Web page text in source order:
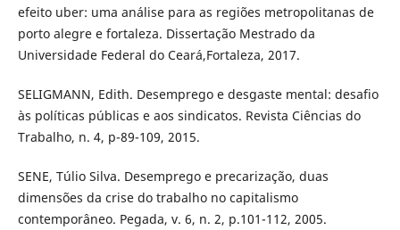
efeito uber: uma análise para as regiões metropolitanas de
porto alegre e fortaleza. Dissertação Mestrado da
Universidade Federal do Ceará,Fortaleza, 2017.
SELIGMANN, Edith. Desemprego e desgaste mental: desafio
às políticas públicas e aos sindicatos. Revista Ciências do
Trabalho, n. 4, p-89-109, 2015.
SENE, Túlio Silva. Desemprego e precarização, duas
dimensões da crise do trabalho no capitalismo
contemporâneo. Pegada, v. 6, n. 2, p.101-112, 2005.